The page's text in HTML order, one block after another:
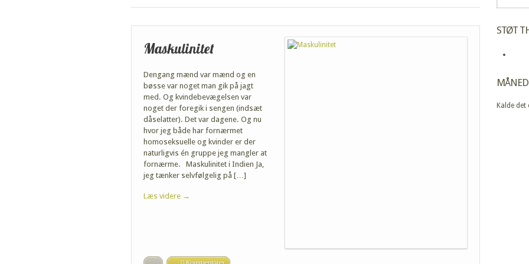
Maskulinitet
Dengang mænd var mænd og en
bøsse var noget man gik på jagt
med. Og kvindebevægelsen var
noget der foregik i sengen (indsæt
dåselatter). Det var dagene. Og nu
hvor jeg både har fornærmet
homoseksuelle og kvinder er der
naturligvis én gruppe jeg mangler at
fornærme. Maskulinitet i Indien Ja,
jeg tænker selvfølgelig på […]
Læs videre →
STØT
Kalde det